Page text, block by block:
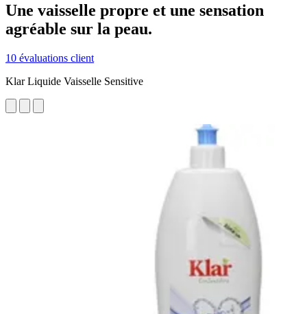
Une vaisselle propre et une sensation
agréable sur la peau.
10 évaluations client
Klar Liquide Vaisselle Sensitive